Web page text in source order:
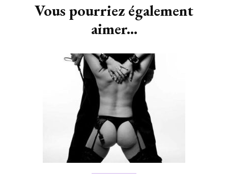
Vous pourriez également
aimer...